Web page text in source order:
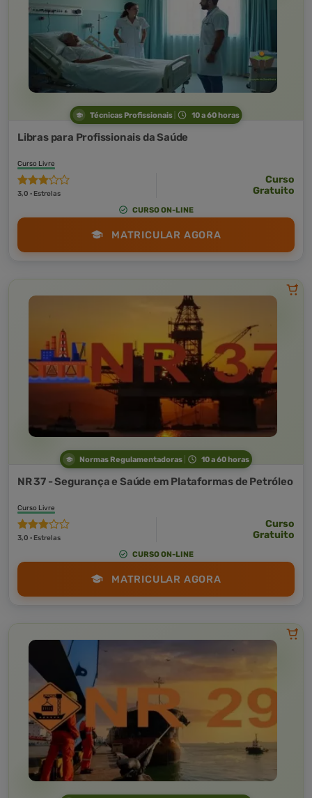
Técnicas Profissionais 10 a 60 horas
Libras para Profissionais da Saúde
Curso Livre
3,0 · Estrelas
Curso
Gratuito
CURSO ON-LINE
MATRICULAR AGORA
Normas Regulamentadoras 10 a 60 horas
NR 37 - Segurança e Saúde em Plataformas de Petróleo
Curso Livre
3,0 · Estrelas
Curso
Gratuito
CURSO ON-LINE
MATRICULAR AGORA